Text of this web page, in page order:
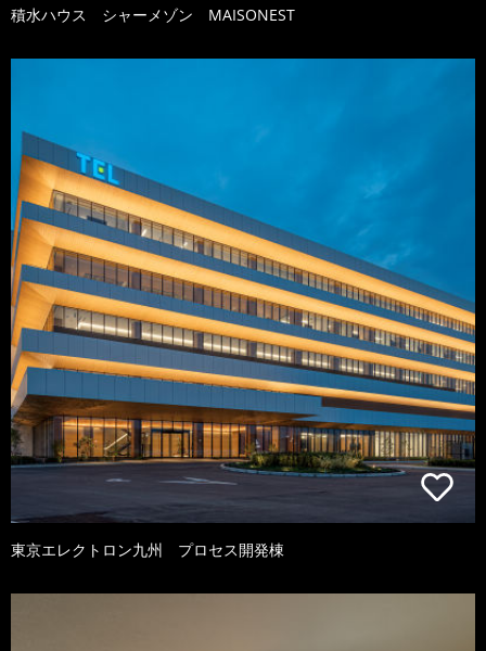
積水ハウス シャーメゾン MAISONEST
東京エレクトロン九州 プロセス開発棟